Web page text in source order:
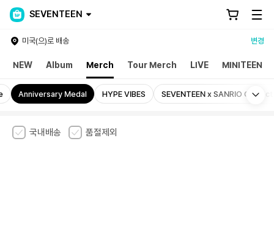
SEVENTEEN
미국(으)로 배송 변경
NEW Album Merch Tour Merch LIVE MINITEEN
Anniversary Medal HYPE VIBES SEVENTEEN x SANRIO
국내배송 품절제외